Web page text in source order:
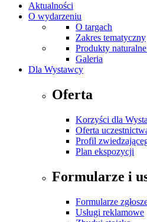
Aktualności
O wydarzeniu
O targach
Zakres tematyczny
Produkty
Galeria
Dla Wystawcy
Oferta
Korzyści dla
Oferta
Profil
Plan ekspozycji
Formularze i
Formularze
Usługi reklamowe